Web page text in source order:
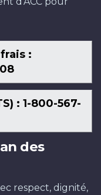
:
: 1-800-567-
des
respect, dignité,